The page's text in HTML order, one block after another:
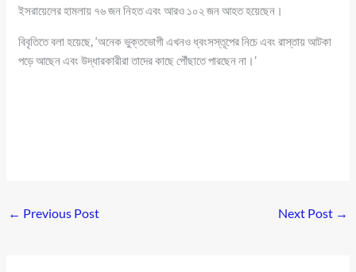
ইসরায়েলের হামলায় ৭৬ জন নিহত এবং আরও ১০২ জন আহত হয়েছেন।
বিবৃতিতে বলা হয়েছে, ‘অনেক ভুক্তভোগী এখনও ধ্বংসস্তূপের নিচে এবং রাস্তায় আটকা
পড়ে আছেন এবং উদ্ধারকারীরা তাদের কাছে পৌঁছাতে পারছেন না।’
← Previous Post Next Post →